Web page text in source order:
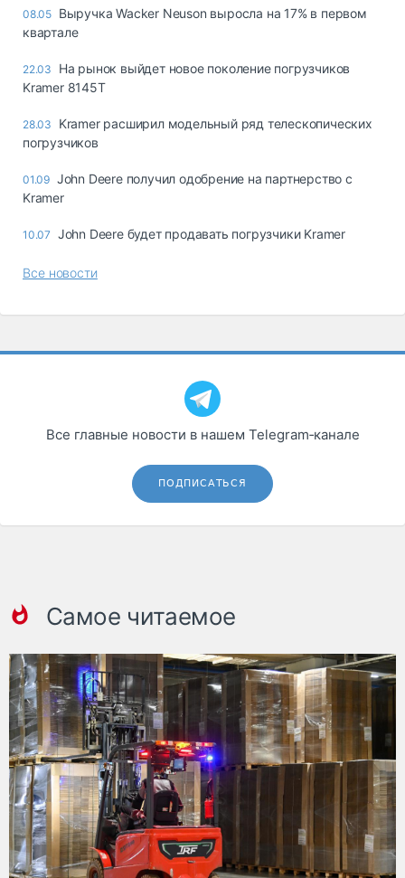
Автосервис,
автохимия
Дзен
08.05 Выручка Wacker Neuson выросла на 17% в первом
квартале
22.03
На рынок выйдет новое поколение погрузчиков
Kramer 8145T
28.03
Kramer расширил модельный ряд телескопических
погрузчиков
01.09 John Deere получил одобрение на партнерство с
Kramer
10.07 John Deere будет продавать погрузчики Kramer
Все новости
Все главные новости в нашем Telegram‑канале
ПОДПИСАТЬСЯ
Самое читаемое